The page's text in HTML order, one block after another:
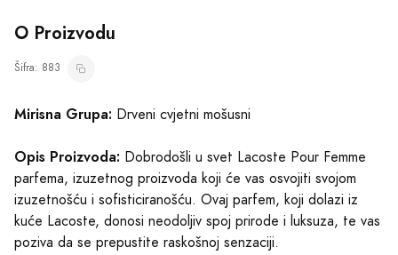
O Proizvodu
Šifra: 883
Mirisna Grupa: Drveni cvjetni mošusni
Opis Proizvoda: Dobrodošli u svet Lacoste Pour Femme
parfema, izuzetnog proizvoda koji će vas osvojiti svojom
izuzetnošću i sofisticiranošću. Ovaj parfem, koji dolazi iz
kuće Lacoste, donosi neodoljiv spoj prirode i luksuza, te vas
poziva da se prepustite raskošnoj senzaciji.